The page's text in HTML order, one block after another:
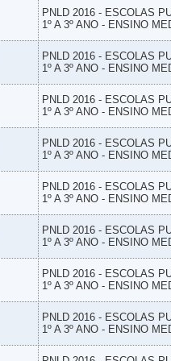
PNLD 2016 - ESCOLAS
1º A 3º ANO - ENSINO
PNLD 2016 - ESCOLAS
1º A 3º ANO - ENSINO
PNLD 2016 - ESCOLAS
1º A 3º ANO - ENSINO
PNLD 2016 - ESCOLAS
1º A 3º ANO - ENSINO
PNLD 2016 - ESCOLAS
1º A 3º ANO - ENSINO
PNLD 2016 - ESCOLAS
1º A 3º ANO - ENSINO
PNLD 2016 - ESCOLAS
1º A 3º ANO - ENSINO
PNLD 2016 - ESCOLAS
1º A 3º ANO - ENSINO